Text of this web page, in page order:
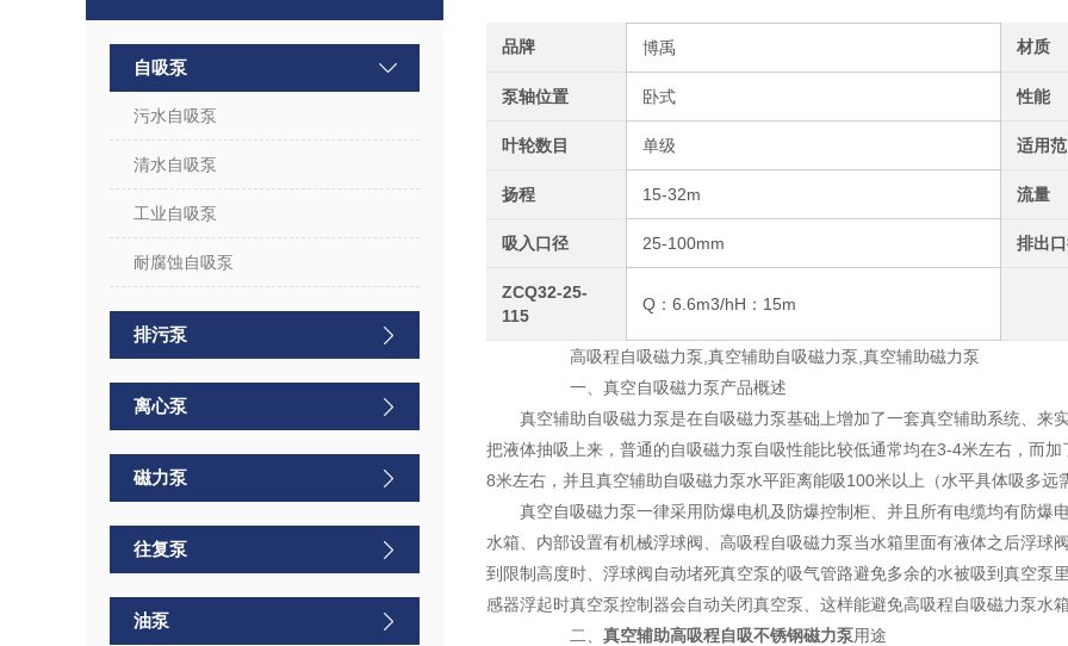
自吸泵
污水自吸泵
清水自吸泵
工业自吸泵
耐腐蚀自吸泵
排污泵
离心泵
磁力泵
往复泵
油泵
品牌 博禹 材质
泵轴位置 卧式 性能
叶轮数目 单级 适用
扬程 15-32m 流量
吸入口径 25-100mm 排出
ZCQ32-25-
115
Q：6.6m3/hH：15m
高吸程自吸磁力泵,真空辅助自吸磁力泵,真空辅助磁力泵
一、 真空自吸磁力泵产品概述
真空辅助自吸磁力泵是在自吸磁力泵基础上增加了一套真空辅助系统、来
把液体抽吸上来，普通的自吸磁力泵自吸性能比较低通常均在3-4米左右，而加
8米左右，并且 真空辅助自吸磁力泵水平距离能吸100米以上（水平具体吸多远
真空自吸磁力泵一律采用防爆电机及防爆控制柜、并且所有电缆均有防爆
水箱、内部设置有机械浮球阀、 高吸程自吸磁力泵当水箱里面有液体之后浮球
到限制高度时、浮球阀自动堵死真空泵的吸气管路避免多余的水被吸到真空泵
感器浮起时真空泵控制器会自动关闭真空泵、这样能避免高吸程自吸磁力泵水
二、 真空辅助高吸程自吸不锈钢磁力泵用途